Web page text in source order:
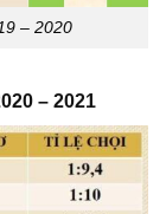
– 2020
– 2021